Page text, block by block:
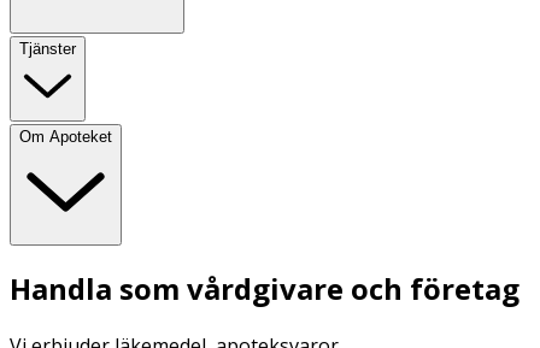
Tjänster
Om Apoteket
Handla som vårdgivare och företag